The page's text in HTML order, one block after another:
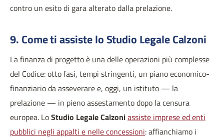
contro un esito di gara alterato dalla prelazione.
9. Come ti assiste lo Studio Legale Calzoni
La finanza di progetto è una delle operazioni più complesse
del Codice: otto fasi, tempi stringenti, un piano economico-
finanziario da asseverare e, oggi, un istituto — la
prelazione — in pieno assestamento dopo la censura
europea. LoStudio Legale Calzoniassiste imprese ed enti
pubblici negli appalti e nelle concessioni: affianchiamo i